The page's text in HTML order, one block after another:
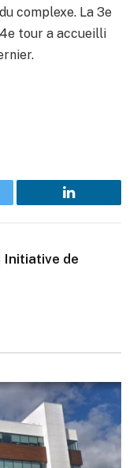
complexe. La 3e
tour a accueilli
LinkedIn
Initiative de